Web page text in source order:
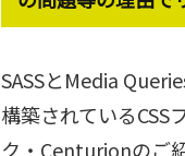
SASSとMedia
構築されているCSS
ク・Centurionのご